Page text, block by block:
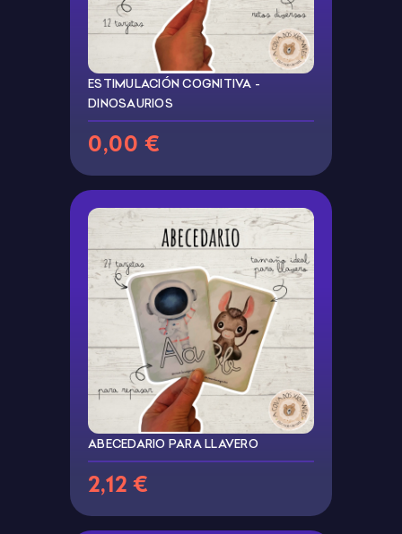
ESTIMULACIÓN COGNITIVA -
DINOSAURIOS
0,00 €
ABECEDARIO PARA LLAVERO
2,12 €